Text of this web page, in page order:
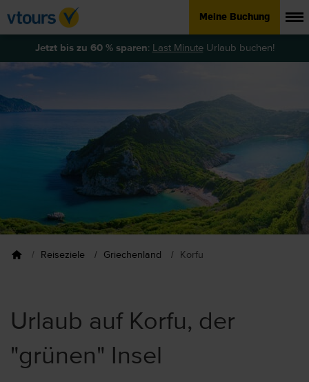
Meine Buchung
Jetzt bis zu 60 % sparen: Last MinuteUrlaub buchen!
Reiseziele Griechenland Korfu
Urlaub auf Korfu, der
"grünen" Insel